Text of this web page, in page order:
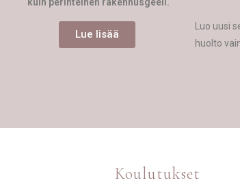
Lue lisää
Luo uusi
huolto
Koulutukset